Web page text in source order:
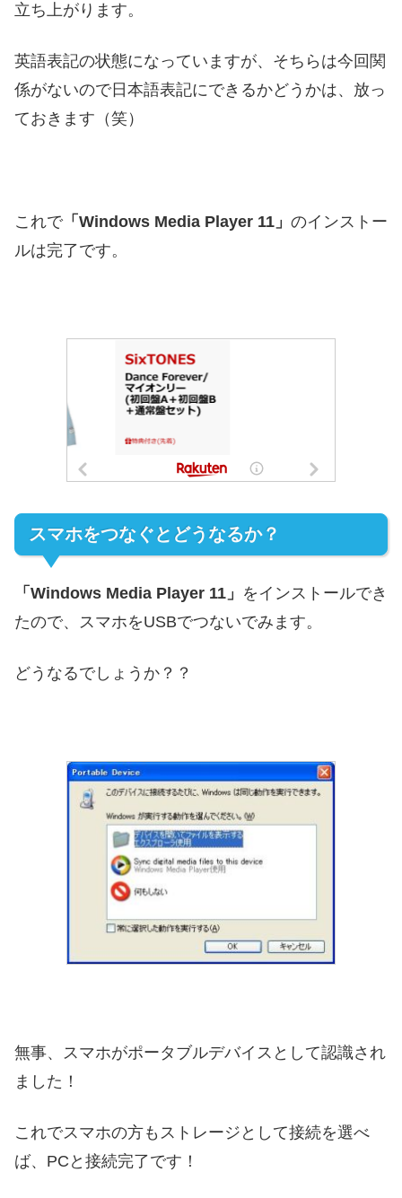
立ち上がります。
英語表記の状態になっていますが、そちらは今回関
係がないので日本語表記にできるかどうかは、放っ
ておきます（笑）
これで「Windows Media Player 11」 のインストー
ルは完了です。
スマホをつなぐとどうなるか？
「Windows Media Player 11」 をインストールでき
たので、スマホをUSBでつないでみます。
どうなるでしょうか？？
無事、スマホがポータブルデバイスとして認識され
ました！
これでスマホの方もストレージとして接続を選べ
ば、PCと接続完了です！